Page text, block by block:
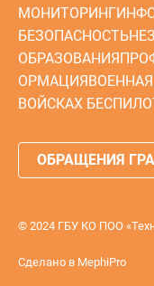
МОНИТОРИНГ
БЕЗОПАСНОСТЬ
ОБРАЗОВАНИЯ
ОРМАЦИЯ
ВОЙСКАХ
ОБРАЩЕНИЯ
© 2024 ГБУ КО ПОО
Сделано в MephiPro